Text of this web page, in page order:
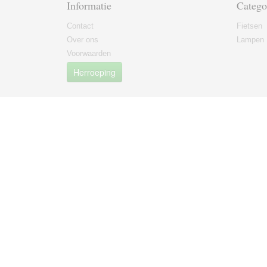
Informatie
Contact
Over ons
Voorwaarden
Herroeping
Fietsen
Lampen